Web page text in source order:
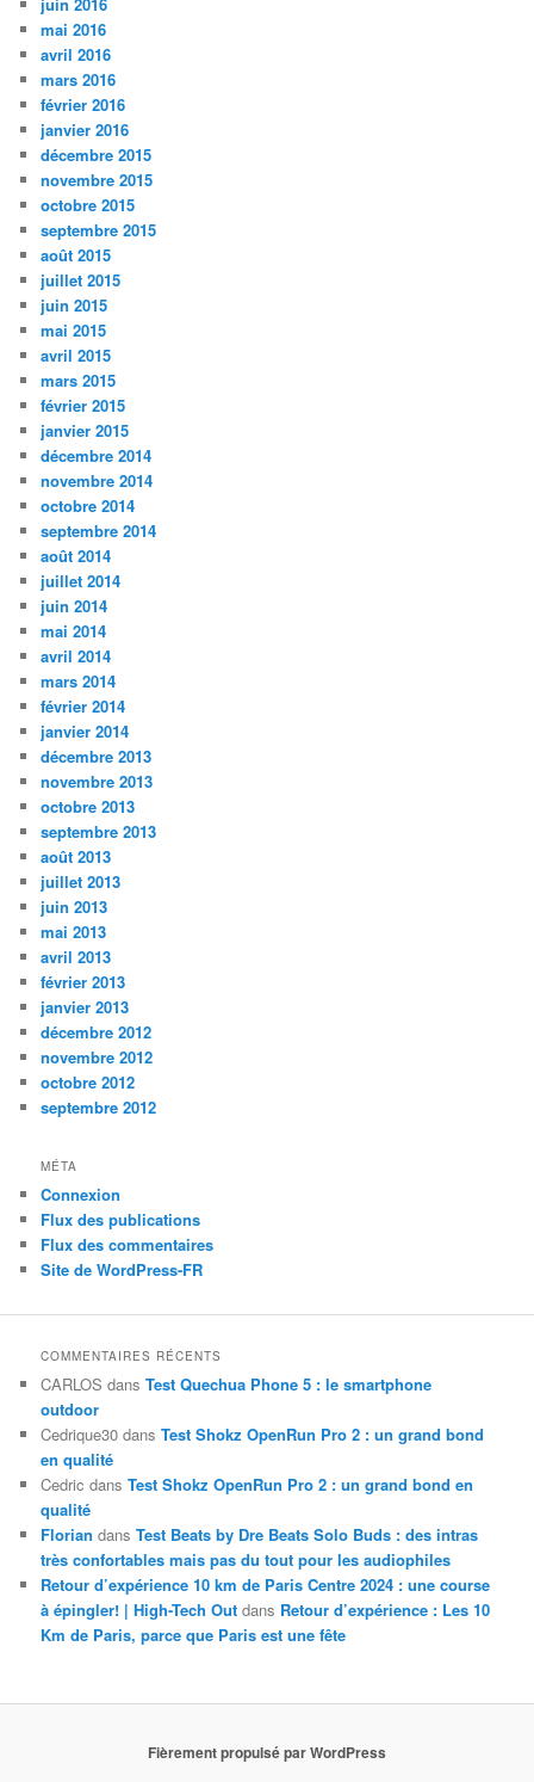
mai 2016
avril 2016
mars 2016
février 2016
janvier 2016
décembre 2015
novembre 2015
octobre 2015
septembre 2015
août 2015
juillet 2015
juin 2015
mai 2015
avril 2015
mars 2015
février 2015
janvier 2015
décembre 2014
novembre 2014
octobre 2014
septembre 2014
août 2014
juillet 2014
juin 2014
mai 2014
avril 2014
mars 2014
février 2014
janvier 2014
décembre 2013
novembre 2013
octobre 2013
septembre 2013
août 2013
juillet 2013
juin 2013
mai 2013
avril 2013
février 2013
janvier 2013
décembre 2012
novembre 2012
octobre 2012
septembre 2012
MÉTA
Connexion
Flux des publications
Flux des commentaires
Site de WordPress-FR
COMMENTAIRES RÉCENTS
CARLOS dansTest Quechua Phone 5 : le smartphone
outdoor
Cedrique30 dansTest Shokz OpenRun Pro 2 : un grand bond
en qualité
Cedric dansTest Shokz OpenRun Pro 2 : un grand bond en
qualité
Florian dansTest Beats by Dre Beats Solo Buds : des intras
très confortables mais pas du tout pour les audiophiles
Retour d’expérience 10 km de Paris Centre 2024 : une course
à épingler! | High-Tech Out dans Retour d’expérience : Les 10
Km de Paris, parce que Paris est une fête
Fièrement propulsé par WordPress